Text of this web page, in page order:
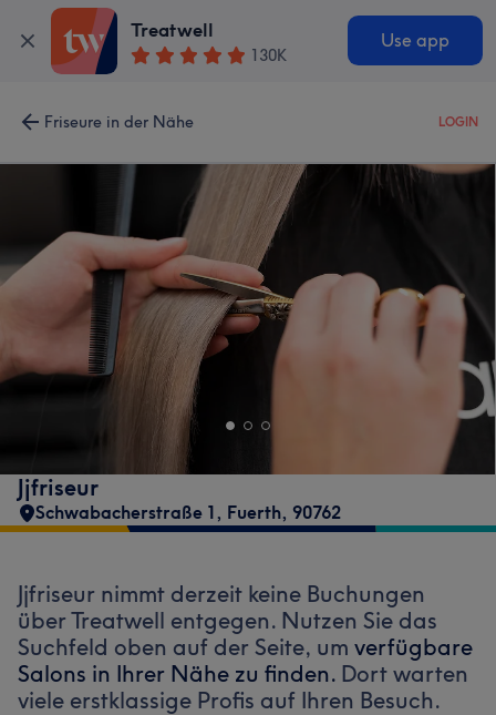
Treatwell
130K
Use app
Friseure in der Nähe LOGIN
Jjfriseur
Schwabacherstraße 1, Fuerth, 90762
Jjfriseur nimmt derzeit keine Buchungen
über Treatwell entgegen. Nutzen Sie das
Suchfeld oben auf der Seite, um verfügbare
Salons in Ihrer Nähe zu finden. Dort warten
viele erstklassige Profis auf Ihren Besuch.